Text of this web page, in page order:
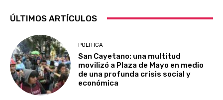
ÚLTIMOS ARTÍCULOS
POLITICA
San Cayetano: una multitud
movilizó a Plaza de Mayo en medio
de una profunda crisis social y
económica